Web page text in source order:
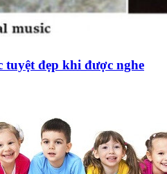
đẹp khi được nghe